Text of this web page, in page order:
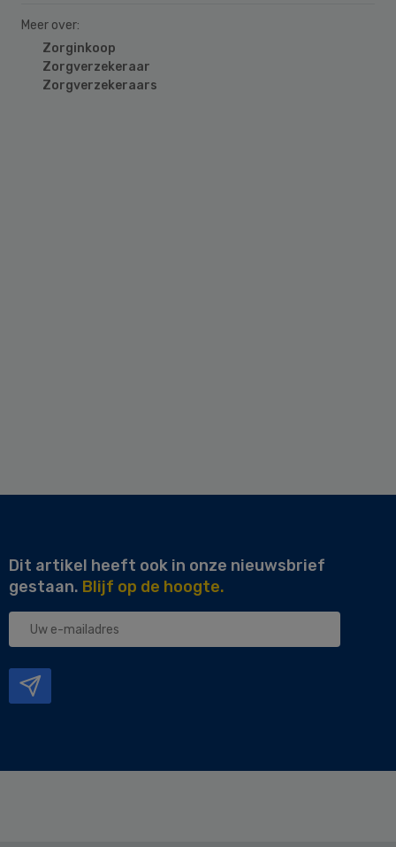
Meer over:
Zorginkoop
Zorgverzekeraar
Zorgverzekeraars
Dit artikel heeft ook in onze nieuwsbrief
gestaan. Blijf op de hoogte.
Uw